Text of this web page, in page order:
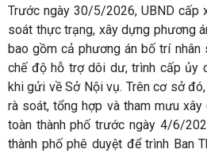
Trước ngày 30/5/2026, UBND cấp
soát thực trạng, xây dựng phương
bao gồm cả phương án bố trí nhân
chế độ hỗ trợ dôi dư, trình cấp ủy
khi gửi về Sở Nội vụ. Trên cơ sở
rà soát, tổng hợp và tham mưu
toàn thành phốtrước ngày 4/6/
thành phố phê duyệt để trình Ban